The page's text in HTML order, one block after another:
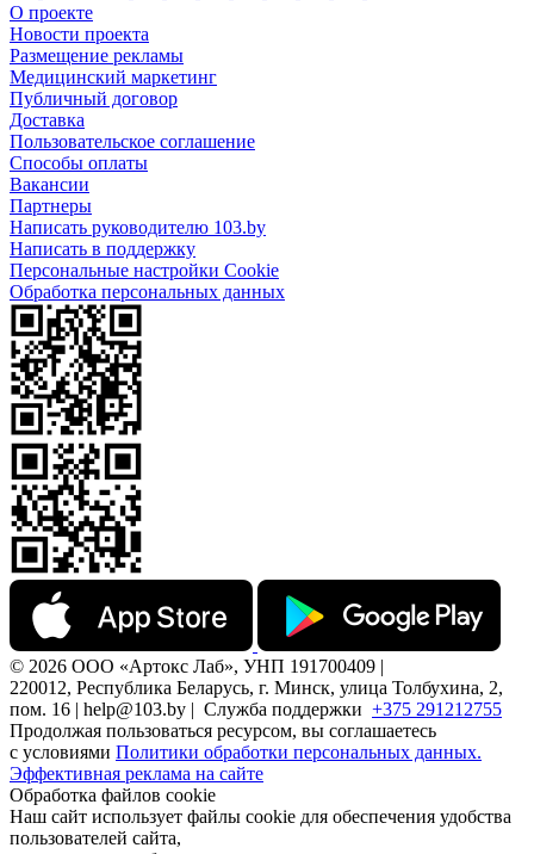
О проекте
Новости проекта
Размещение рекламы
Медицинский маркетинг
Публичный договор
Доставка
Пользовательское соглашение
Способы оплаты
Вакансии
Партнеры
Написать руководителю 103.by
Написать в поддержку
Персональные настройки Cookie
Обработка персональных данных
© 2026 ООО «Артокс Лаб», УНП 191700409 |
220012, Республика Беларусь, г. Минск, улица Толбухина, 2,
пом. 16 | help@103.by | Служба поддержки +375 291212755
Продолжая пользоваться ресурсом, вы соглашаетесь
с условиями Политики обработки персональных данных.
Эффективная реклама на сайте
Обработка файлов cookie
Наш сайт использует файлы cookie для обеспечения удобства
пользователей сайта,